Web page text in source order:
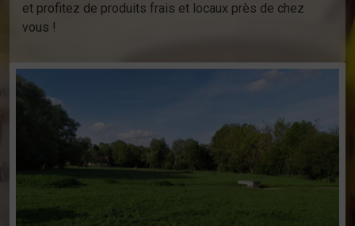
et profitez de produits frais et locaux près de chez
vous !